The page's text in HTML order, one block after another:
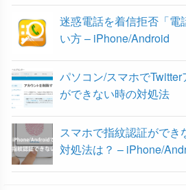
迷惑電話を着信拒否「電
い方 – iPhone/Android
パソコン/スマホで
ができない時の対処法
スマホで指紋認証がで
対処法は？ – iPhone/